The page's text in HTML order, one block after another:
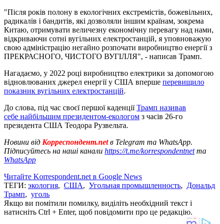
"Після років полону в екологічних екстремістів, божевільних,
радикалів і бандитів, які дозволяли іншим країнам, зокрема
Китаю, отримувати величезну економічну перевагу над нами,
відкриваючи сотні вугільних електростанцій, я уповноважую
свою адміністрацію негайно розпочати виробництво енергії з
ПРЕКРАСНОГО, ЧИСТОГО ВУГІЛЛЯ", - написав Трамп.
Нагадаємо, у 2022 році виробництво електрики за допомогою
відновлюваних джерел енергії у США вперше перевищило
показник вугільних електростанцій.
До слова, під час своєї першої каденціїТрамп називав
себе найбільшим президентом-екологом з часів 26-го
президента США Теодора Рузвельта.
Новини від Корреспондент.netв Telegram та WhatsApp.
Підписуйтесь на наші канали https://t.me/korrespondentnetта
WhatsApp
Читайте Korrespondent.net в Google News
ТЕГИ: экология, США, Угольная промышленность, Дональд
Трамп, уголь
Якщо ви помітили помилку, виділіть необхідний текст і
натисніть Ctrl + Enter, щоб повідомити про це редакцію.